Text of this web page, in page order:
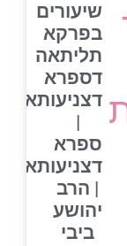
שיעורים
בפרקא
תליתאה
דספרא
דצניעותא
ספרא
דצניעותא
| הרב
יהושע
ביבי